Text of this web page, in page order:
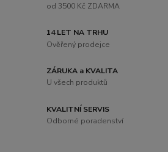
od 3500 Kč ZDARMA
14 LET NA TRHU
Ověřený prodejce
ZÁRUKA a KVALITA
U všech produktů
KVALITNÍ SERVIS
Odborné poradenství